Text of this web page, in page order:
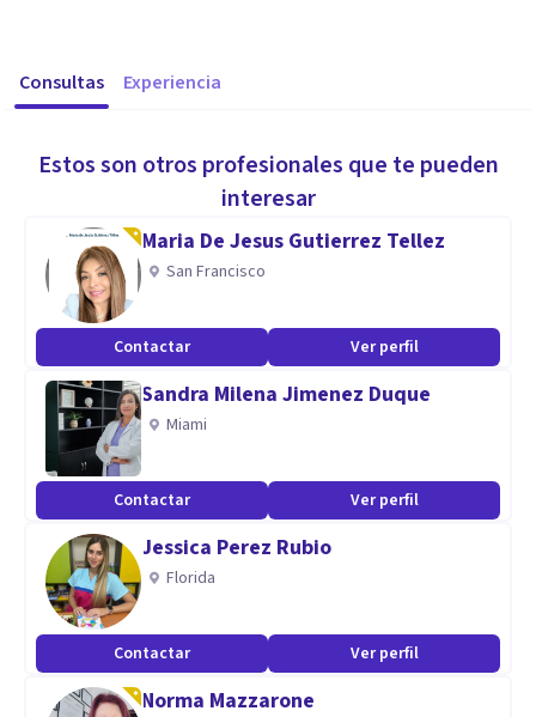
Consultas Experiencia
Estos son otros profesionales que te pueden
interesar
Maria De Jesus Gutierrez Tellez
San Francisco
Contactar Ver perfil
Sandra Milena Jimenez Duque
Miami
Contactar Ver perfil
Jessica Perez Rubio
Florida
Contactar Ver perfil
Norma Mazzarone